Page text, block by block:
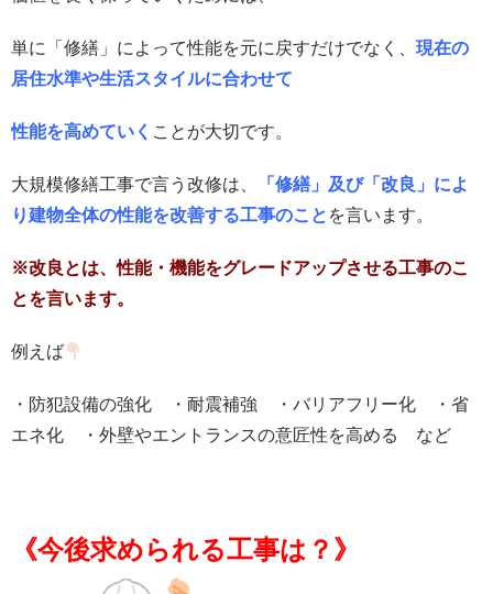
単に「修繕」によって性能を元に戻すだけでなく、 現在の
居住水準や生活スタイルに合わせて
性能を高めていく ことが大切です。
大規模修繕工事で言う改修は、 「 修繕」及び「 改良 」によ
り建物全体の性能を改善する工事のこと を言います。
※改良とは、性能・機能をグレードアップさせる工事のこ
とを言います。
例えば
・防犯設備の強化 ・耐震補強 ・バリアフリー化 ・省
エネ化 ・外壁やエントランスの意匠性を高める など
《今後求められる工事は？》